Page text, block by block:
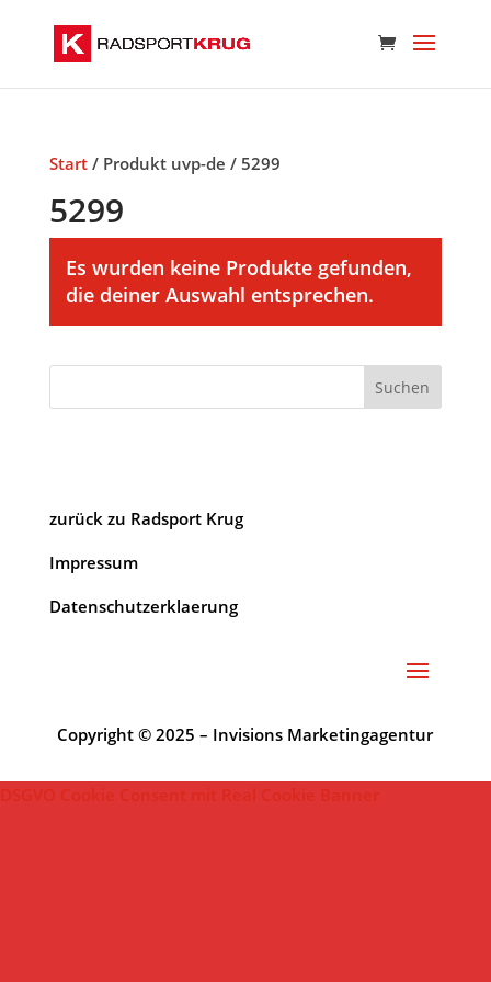
Start/ Produkt uvp-de / 5299
5299
Es wurden keine Produkte gefunden,
die deiner Auswahl entsprechen.
Suchen
zurück zu Radsport Krug
Impressum
Datenschutzerklaerung
Copyright © 2025 – Invisions Marketingagentur
DSGVO Cookie Consent mit Real Cookie Banner